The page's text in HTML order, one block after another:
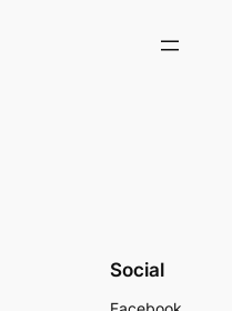
Social